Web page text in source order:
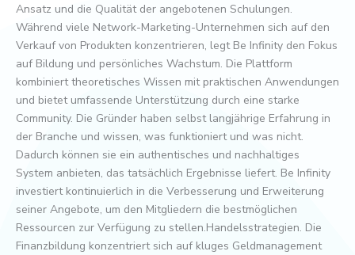
Ansatz und die Qualität der angebotenen Schulungen.
Während viele Network-Marketing-Unternehmen sich auf den
Verkauf von Produkten konzentrieren, legt Be Infinity den Fokus
auf Bildung und persönliches Wachstum. Die Plattform
kombiniert theoretisches Wissen mit praktischen Anwendungen
und bietet umfassende Unterstützung durch eine starke
Community. Die Gründer haben selbst langjährige Erfahrung in
der Branche und wissen, was funktioniert und was nicht.
Dadurch können sie ein authentisches und nachhaltiges
System anbieten, das tatsächlich Ergebnisse liefert. Be Infinity
investiert kontinuierlich in die Verbesserung und Erweiterung
seiner Angebote, um den Mitgliedern die bestmöglichen
Ressourcen zur Verfügung zu stellen.Handelsstrategien. Die
Finanzbildung konzentriert sich auf kluges Geldmanagement